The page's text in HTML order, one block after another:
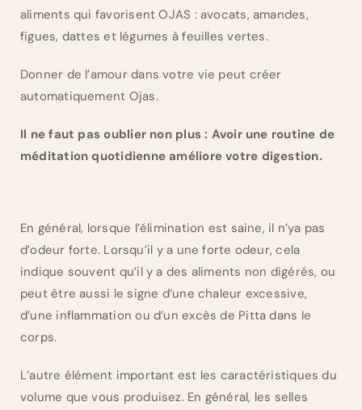
aliments qui favorisent OJAS : avocats, amandes,
figues, dattes et légumes à feuilles vertes.
Donner de l’amour dans votre vie peut créer
automatiquement Ojas.
Il ne faut pas oublier non plus : Avoir une routine de
méditation quotidienne améliore votre digestion.
En général, lorsque l’élimination est saine, il n’ya pas
d’odeur forte. Lorsqu’il y a une forte odeur, cela
indique souvent qu’il y a des aliments non digérés, ou
peut être aussi le signe d’une chaleur excessive,
d’une inflammation ou d’un excès de Pitta dans le
corps.
L’autre élément important est les caractéristiques du
volume que vous produisez. En général, les selles